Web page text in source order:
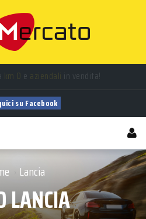
km 0 e aziendali in vendita!
su Facebook
Lancia
LANCIA